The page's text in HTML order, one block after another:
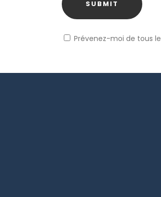
Prévenez-moi de tous